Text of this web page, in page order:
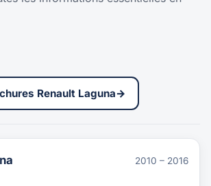
Renault Laguna→
2010 – 2016